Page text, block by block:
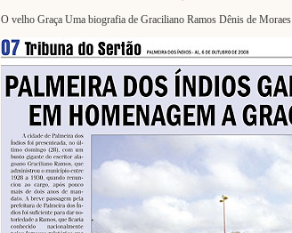
O velho Graça Uma biografia de Graciliano Ramos Dênis de